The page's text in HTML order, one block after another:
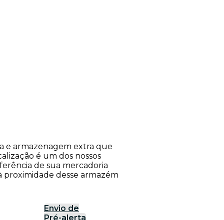
e armazenagem extra que
é um dos nossos
de sua mercadoria
proximidade desse armazém
Envio de
Pré-alerta